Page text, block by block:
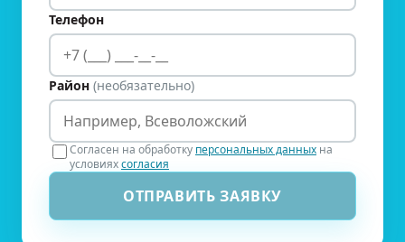
Телефон
Район (необязательно)
Согласен на обработку персональных данных на
условияхсогласия
ОТПРАВИТЬ ЗАЯВКУ